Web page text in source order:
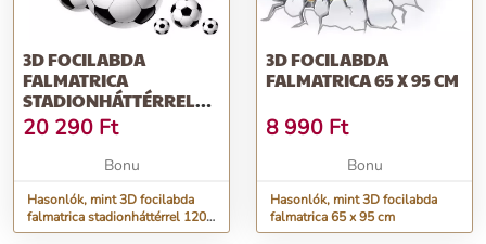
3D FOCILABDA
FALMATRICA
STADIONHÁTTÉRREL
120 X 120 CM
20 290 Ft
Bonu
Hasonlók, mint 3D focilabda
falmatrica stadionháttérrel 120 x
120 cm
3D FOCILABDA
FALMATRICA 65 X 95 CM
8 990 Ft
Bonu
Hasonlók, mint 3D focilabda
falmatrica 65 x 95 cm